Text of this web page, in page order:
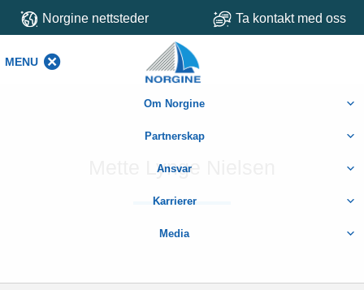
Norgine nettsteder Ta kontakt med oss
MENU
Om Norgine
Partnerskap
Ansvar
Karrierer
Media
Mette Lynge Nielsen